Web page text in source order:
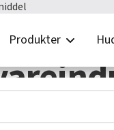
Produkter
og